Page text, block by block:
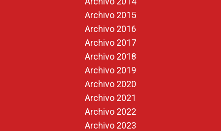
Archivo 2015
Archivo 2016
Archivo 2017
Archivo 2018
Archivo 2019
Archivo 2020
Archivo 2021
Archivo 2022
Archivo 2023